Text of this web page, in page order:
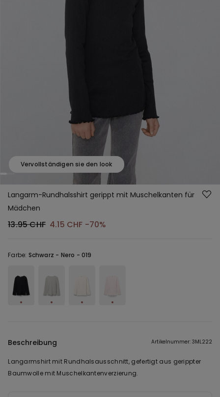
Vervollständigen sie den look
Langarm-Rundhalsshirt gerippt mit Muschelkanten für
Mädchen
13.95 CHF 4.15 CHF -70%
Farbe: Schwarz - Nero - 019
Beschreibung Artikelnummer: 3ML222
Langarmshirt mit Rundhalsausschnitt, gefertigt aus gerippter
Baumwolle mit Muschelkantenverzierung.